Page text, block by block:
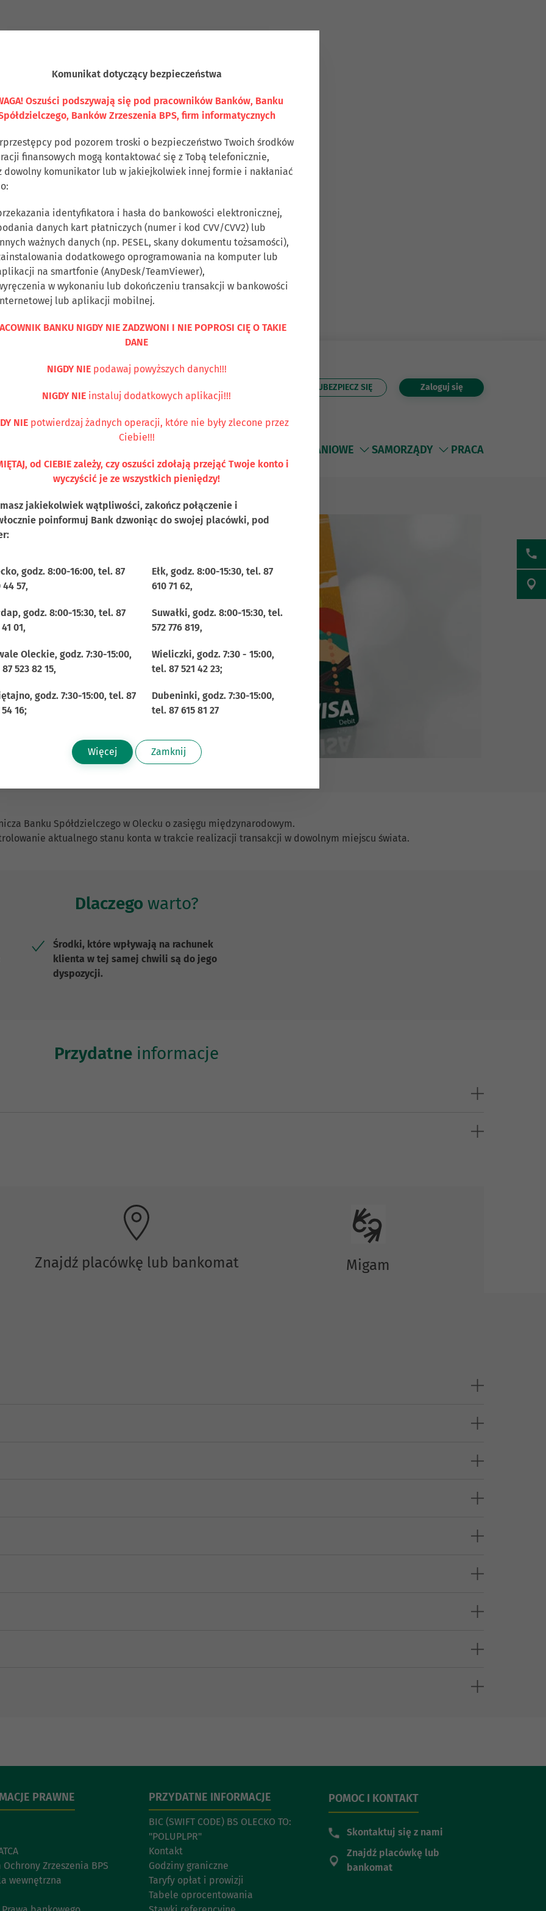
UBEZPIECZ SIĘ Zaloguj się
WSPÓLNOTY MIESZKANIOWE SAMORZĄDY PRACA
Banku Spółdzielczego w Olecku o zasięgu międzynarodowym.
aktualnego stanu konta w trakcie realizacji transakcji w dowolnym miejscu świata.
Dlaczegowarto?
Środki, które wpływają na rachunek
klienta w tej samej chwili są do jego
dyspozycji.
Przydatne informacje
Znajdź placówkę lub bankomat Migam
PRAWNE
Ochrony Zrzeszenia BPS
wewnętrzna
PRZYDATNE INFORMACJE
BIC (SWIFT CODE) BS OLECKO TO:
"POLUPLPR"
Kontakt
Godziny graniczne
Taryfy opłat i prowizji
Tabele oprocentowania
POMOC I KONTAKT
Skontaktuj się z nami
Znajdź placówkę lub
bankomat
Komunikat dotyczący bezpieczeństwa
Oszuści podszywają się pod pracowników Banków, Banku
Banków Zrzeszenia BPS, firm informatycznych
pod pozorem troski o bezpieczeństwo Twoich środków
finansowych mogą kontaktować się z Tobą telefonicznie,
dowolny komunikator lub w jakiejkolwiek innej formie i nakłaniać
identyfikatora i hasła do bankowości elektronicznej,
danych kart płatniczych (numer i kod CVV/CVV2) lub
ważnych danych (np. PESEL, skany dokumentu tożsamości),
dodatkowego oprogramowania na komputer lub
na smartfonie (AnyDesk/TeamViewer),
w wykonaniu lub dokończeniu transakcji w bankowości
lub aplikacji mobilnej.
BANKU NIGDY NIE ZADZWONI I NIE POPROSI CIĘ O TAKIE
DANE
NIGDY NIEpodawaj powyższych danych!!!
NIGDY NIE instaluj dodatkowych aplikacji!!!
NIE potwierdzaj żadnych operacji, które nie były zlecone przez
Ciebie!!!
od CIEBIE zależy, czy oszuści zdołają przejąć Twoje konto i
wyczyścić je ze wszystkich pieniędzy!
jakiekolwiek wątpliwości, zakończ połączenie i
poinformuj Bank dzwoniąc do swojej placówki, pod
godz. 8:00-16:00, tel. 87
44 57,
godz. 8:00-15:30, tel. 87
01,
Oleckie, godz. 7:30-15:00,
523 82 15,
godz. 7:30-15:00, tel. 87
54 16;
Ełk, godz. 8:00-15:30, tel. 87
610 71 62,
Suwałki, godz. 8:00-15:30, tel.
572 776 819,
Wieliczki, godz. 7:30 - 15:00,
tel. 87 521 42 23;
Dubeninki, godz. 7:30-15:00,
tel. 87 615 81 27
Więcej Zamknij